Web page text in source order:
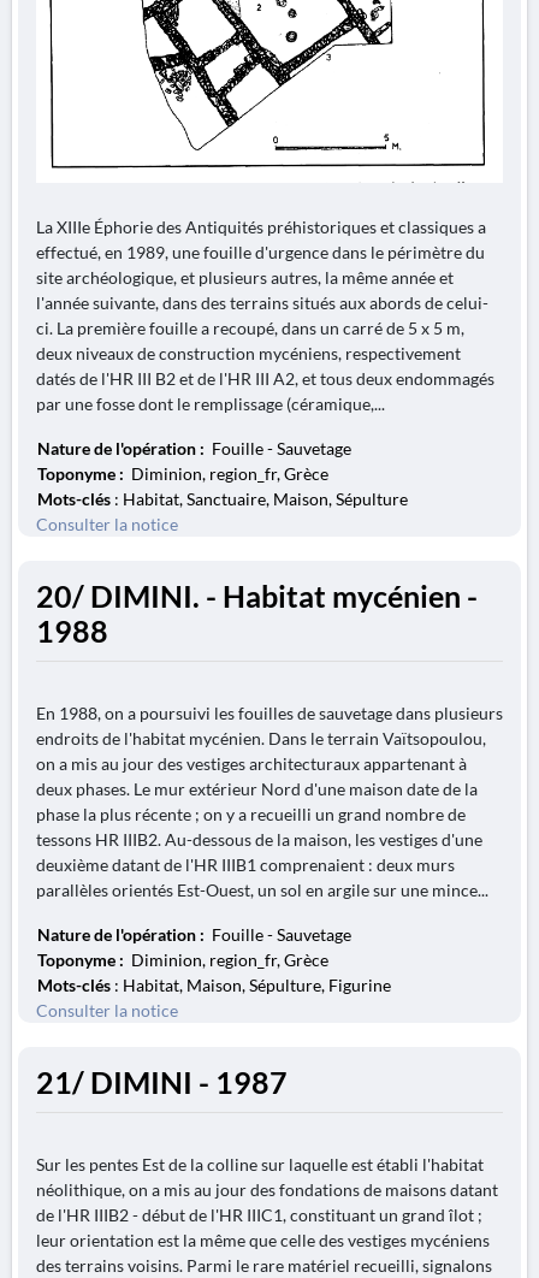
La XIIIe Éphorie des Antiquités préhistoriques et classiques a
effectué, en 1989, une fouille d'urgence dans le périmètre du
site archéologique, et plusieurs autres, la même année et
l'année suivante, dans des terrains situés aux abords de celui-
ci. La première fouille a recoupé, dans un carré de 5 x 5 m,
deux niveaux de construction mycéniens, respectivement
datés de l'HR III B2 et de l'HR III A2, et tous deux endommagés
par une fosse dont le remplissage (céramique,...
Nature de l'opération : Fouille - Sauvetage
Toponyme : Diminion, region_fr, Grèce
Mots-clés : Habitat, Sanctuaire, Maison, Sépulture
Consulter la notice
20/ DIMINI. - Habitat mycénien -
1988
En 1988, on a poursuivi les fouilles de sauvetage dans plusieurs
endroits de l'habitat mycénien. Dans le terrain Vaïtsopoulou,
on a mis au jour des vestiges architecturaux appartenant à
deux phases. Le mur extérieur Nord d'une maison date de la
phase la plus récente ; on y a recueilli un grand nombre de
tessons HR IIIB2. Au-dessous de la maison, les vestiges d'une
deuxième datant de l'HR IIIB1 comprenaient : deux murs
parallèles orientés Est-Ouest, un sol en argile sur une mince...
Nature de l'opération : Fouille - Sauvetage
Toponyme : Diminion, region_fr, Grèce
Mots-clés : Habitat, Maison, Sépulture, Figurine
Consulter la notice
21/ DIMINI - 1987
Sur les pentes Est de la colline sur laquelle est établi l'habitat
néolithique, on a mis au jour des fondations de maisons datant
de l'HR IIIB2 - début de l'HR IIIC1, constituant un grand îlot ;
leur orientation est la même que celle des vestiges mycéniens
des terrains voisins. Parmi le rare matériel recueilli, signalons